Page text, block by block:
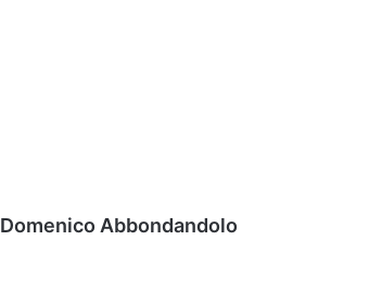
Domenico Abbondandolo